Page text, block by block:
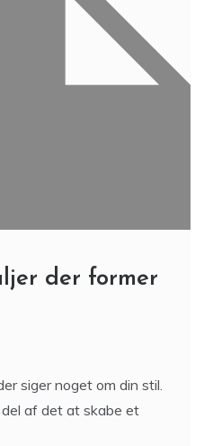
der former
siger noget om din stil.
af det at skabe et